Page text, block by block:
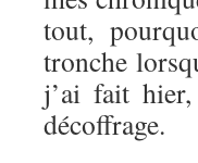
tout,
tronche
j’ai fait
décoffrage.